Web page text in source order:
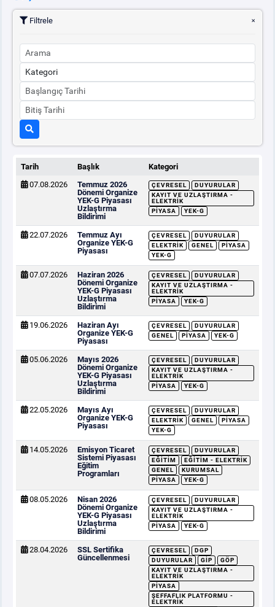
Filtrele
Tarih Başlık
Kategori
07.08.2026
Temmuz 2026
Dönemi Organize
YEK-G Piyasası
Uzlaştırma
Bildirimi
ÇEVRESEL
DUYURULAR
KAYIT VE UZLAŞTIRMA -
ELEKTRIK
PIYASA
YEK-G
22.07.2026
Temmuz Ayı
Organize YEK-G
Piyasası
ÇEVRESEL
DUYURULAR
ELEKTRIK
GENEL
PIYASA
YEK-G
07.07.2026
Haziran 2026
Dönemi Organize
YEK-G Piyasası
Uzlaştırma
Bildirimi
ÇEVRESEL
DUYURULAR
KAYIT VE UZLAŞTIRMA -
ELEKTRIK
PIYASA
YEK-G
19.06.2026
Haziran Ayı
Organize YEK-G
Piyasası
ÇEVRESEL
DUYURULAR
GENEL
PIYASA YEK-G
05.06.2026
Mayıs 2026
Dönemi Organize
YEK-G Piyasası
Uzlaştırma
Bildirimi
ÇEVRESEL
DUYURULAR
KAYIT VE UZLAŞTIRMA -
ELEKTRIK
PIYASA
YEK-G
22.05.2026
Mayıs Ayı
Organize YEK-G
Piyasası
ÇEVRESEL
DUYURULAR
ELEKTRIK
GENEL
PIYASA
YEK-G
14.05.2026
Emisyon Ticaret
Sistemi Piyasası
Eğitim
Programları
ÇEVRESEL
DUYURULAR
EĞITIM
EĞITIM - ELEKTRIK
GENEL
KURUMSAL
PIYASA
YEK-G
08.05.2026
Nisan 2026
Dönemi Organize
YEK-G Piyasası
Uzlaştırma
Bildirimi
ÇEVRESEL
DUYURULAR
KAYIT VE UZLAŞTIRMA -
ELEKTRIK
PIYASA
YEK-G
28.04.2026
SSL Sertifika
Güncellenmesi
ÇEVRESEL
DGP
DUYURULAR
GİP
GÖP
KAYIT VE UZLAŞTIRMA -
ELEKTRIK
PIYASA
ŞEFFAFLIK PLATFORMU -
ELEKTRIK